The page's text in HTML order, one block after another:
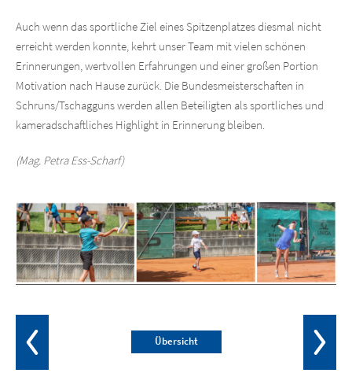
Auch wenn das sportliche Ziel eines Spitzenplatzes diesmal nicht
erreicht werden konnte, kehrt unser Team mit vielen schönen
Erinnerungen, wertvollen Erfahrungen und einer großen Portion
Motivation nach Hause zurück. Die Bundesmeisterschaften in
Schruns/Tschagguns werden allen Beteiligten als sportliches und
kameradschaftliches Highlight in Erinnerung bleiben.
(Mag. Petra Ess-Scharf)
Übersicht